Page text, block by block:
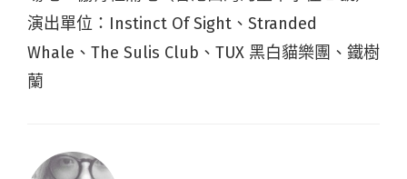
演出單位：Instinct Of Sight、Stranded
Whale、The Sulis Club、TUX 黑白貓樂團、鐵樹
蘭